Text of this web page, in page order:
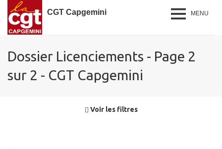
CGT Capgemini MENU
Dossier Licenciements - Page 2
sur 2 - CGT Capgemini
Voir les filtres